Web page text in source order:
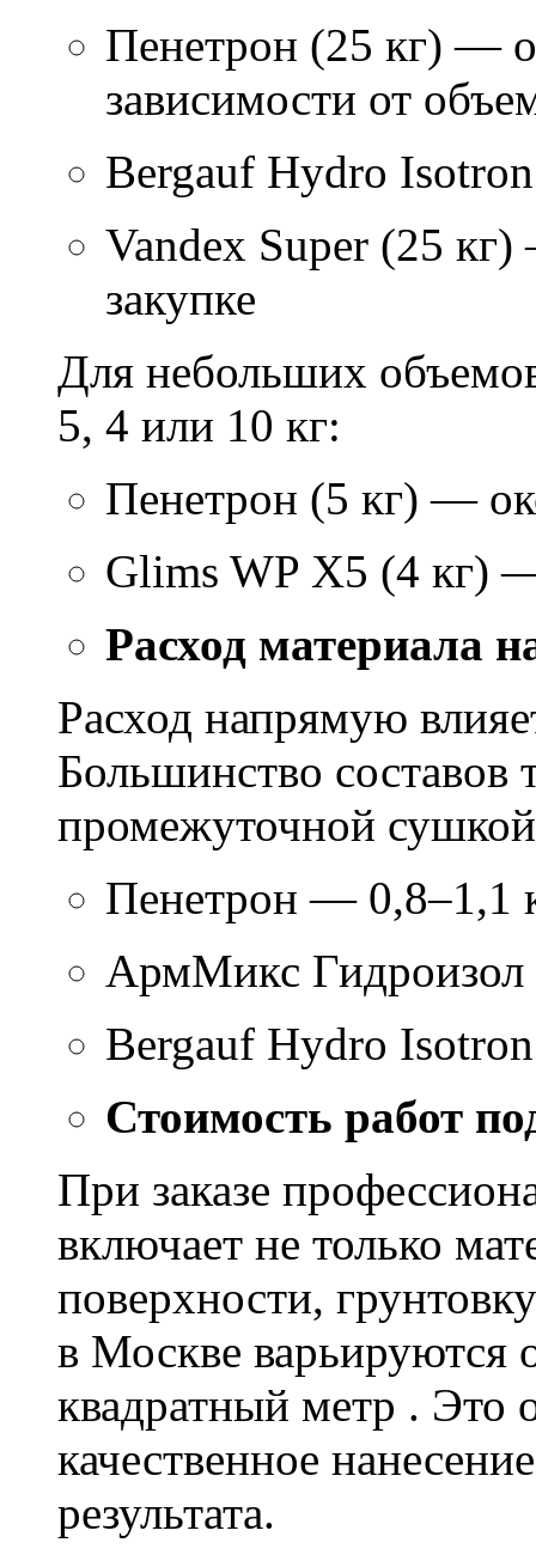
Пенетрон (25 кг) —
зависимости от
Bergauf Hydro
Vandex Super (25
закупке
Для небольших
5, 4 или 10 кг:
Пенетрон (5 кг) —
Glims WP X5 (4 кг)
Расход материала
Расход напрямую
Большинство составов
промежуточной
Пенетрон — 0,8–1,1
АрмМикс
Bergauf Hydro
Стоимость работ
При заказе
включает не только
поверхности,
в Москве варьируются
квадратный метр . Это
качественное
результата.